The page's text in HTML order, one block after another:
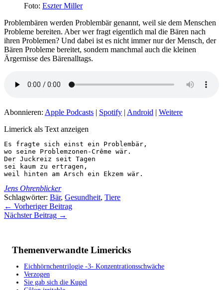
Foto: Eszter Miller
Problembären werden Problembär genannt, weil sie dem Menschen
Probleme bereiten. Aber wer fragt eigentlich mal die Bären nach
ihren Problemen? Und dabei ist es nicht immer nur der Mensch, der
Bären Probleme bereitet, sondern manchmal auch die kleinen
Ärgernisse des Bärenalltags.
Abonnieren: Apple Podcasts | Spotify | Android | Weitere
Limerick als Text anzeigen
Es fragte sich einst ein Problembär,
wo seine Problemzonen-Crême wär.
Der Juckreiz seit Tagen
sei kaum zu ertragen,
weil hinten am Arsch ein Ekzem wär.
Jens Ohrenblicker
Schlagwörter: Bär, Gesundheit, Tiere
← Vorheriger Beitrag
Nächster Beitrag →
Themenverwandte Limericks
Eichhörnchentrilogie -3- Konzentrationsschwäche
Verzogen
Sie gab sich die Kugel